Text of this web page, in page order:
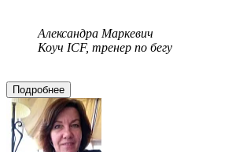
Александра Маркевич
Коуч ICF, тренер по бегу
Подробнее